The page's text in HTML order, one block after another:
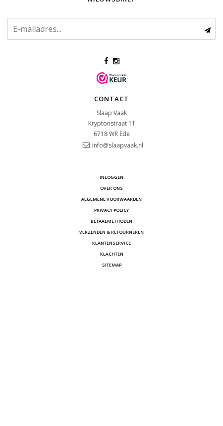
CONTACT
Slaap Vaak
Kryptonstraat 11
6718 WR Ede
info@slaapvaak.nl
INLOGGEN
OVER ONS
ALGEMENE VOORWAARDEN
PRIVACY POLICY
BETAALMETHODEN
VERZENDEN & RETOURNEREN
KLANTENSERVICE
KLACHTEN
SITEMAP